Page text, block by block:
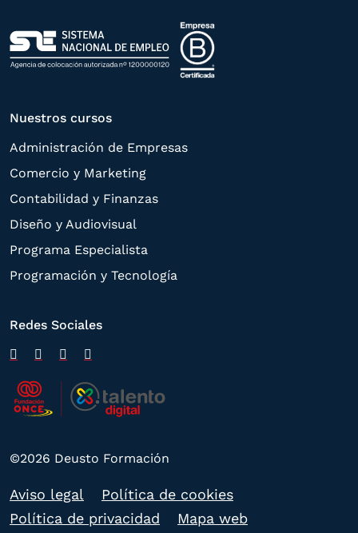
Nuestros cursos
Administración de Empresas
Comercio y Marketing
Contabilidad y Finanzas
Diseño y Audiovisual
Programa Especialista
Programación y Tecnología
Redes Sociales
©2026 Deusto Formación
Aviso legal
Política de cookies
Política de privacidad
Mapa web